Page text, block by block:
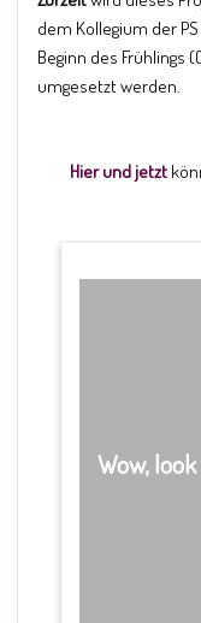
dem Kollegium der
Beginn des Frühlings
umgesetzt werden.
Hier und jetzt
Wow,